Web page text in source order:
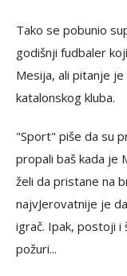
Tako se pobunio
godišnji fudbaler
Mesija, ali pitanje
katalonskog kluba.
"Sport" piše da su
propali baš kada je
želi da pristane na
najvJerovatnije je
igrač. Ipak, postoji i
požuri...